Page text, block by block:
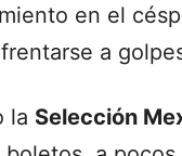
en el
a
la Selección